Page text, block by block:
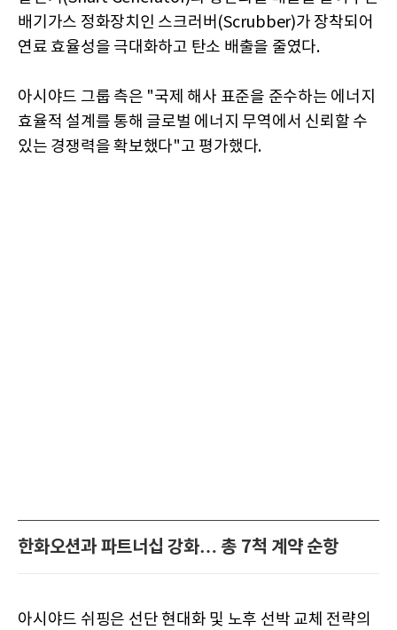
배기가스 정화장치인 스크러버(Scrubber)가 장착되어
연료 효율성을 극대화하고 탄소 배출을 줄였다.
아시야드 그룹 측은 "국제 해사 표준을 준수하는 에너지
효율적 설계를 통해 글로벌 에너지 무역에서 신뢰할 수
있는 경쟁력을 확보했다"고 평가했다.
한화오션과 파트너십 강화… 총 7척 계약 순항
아시야드 쉬핑은 선단 현대화 및 노후 선박 교체 전략의